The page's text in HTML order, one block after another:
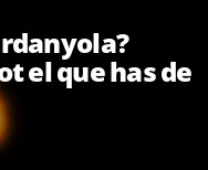
el que has de